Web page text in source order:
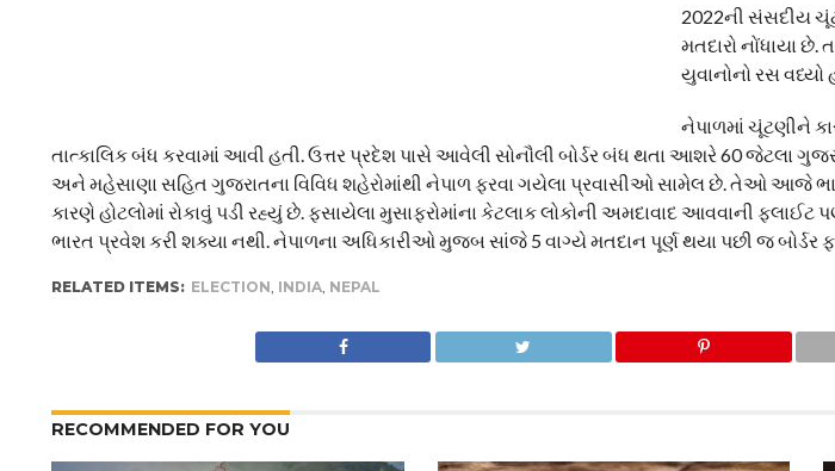
2022ની સંસદીય
મતદારો નોંધાયા
યુવાનોનો રસ વધ્યો
નેપાળમાં ચૂંટણીને
તાત્કાલિક બંધ કરવામાં આવી હતી. ઉત્તર પ્રદેશ પાસે આવેલી સોનૌલી બોર્ડર બંધ થતા આશરે 60 જેટલા
અને મહેસાણા સહિત ગુજરાતના વિવિધ શહેરોમાંથી નેપાળ ફરવા ગયેલા પ્રવાસીઓ સામેલ છે. તેઓ આજે
કારણે હોટલોમાં રોકાવું પડી રહ્યું છે. ફસાયેલા મુસાફરોમાંના કેટલાક લોકોની અમદાવાદ આવવાની
ભારત પ્રવેશ કરી શક્યા નથી. નેપાળના અધિકારીઓ મુજબ સાંજે 5 વાગ્યે મતદાન પૂર્ણ થયા પછી જ બોર્ડર
RELATED ITEMS: ELECTION, INDIA, NEPAL
RECOMMENDED FOR YOU